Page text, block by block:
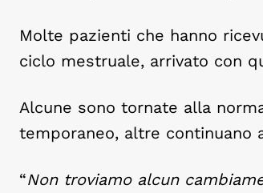
Molte pazienti che hanno
ciclo mestruale, arrivato con
Alcune sono tornate alla
temporaneo, altre continuano
“Non troviamo alcun